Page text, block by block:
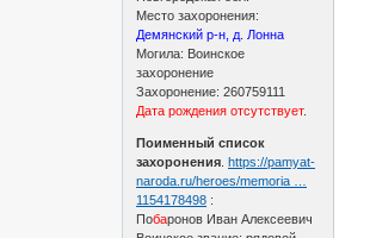
Место захоронения:
Демянский р-н, д. Лонна
Могила: Воинское
захоронение
Захоронение: 260759111
Дата рождения отсутствует.
Поименный список
захоронения https://pamyat-
naroda.ru/heroes/memoria …
1154178498 :
Побаронов Иван Алексеевич